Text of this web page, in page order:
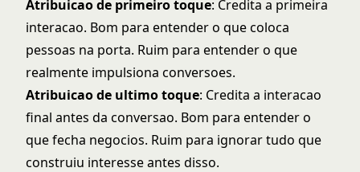
Atribuicao de primeiro toque: Credita a primeira
interacao. Bom para entender o que coloca
pessoas na porta. Ruim para entender o que
realmente impulsiona conversoes.
Atribuicao de ultimo toque: Credita a interacao
final antes da conversao. Bom para entender o
que fecha negocios. Ruim para ignorar tudo que
construiu interesse antes disso.